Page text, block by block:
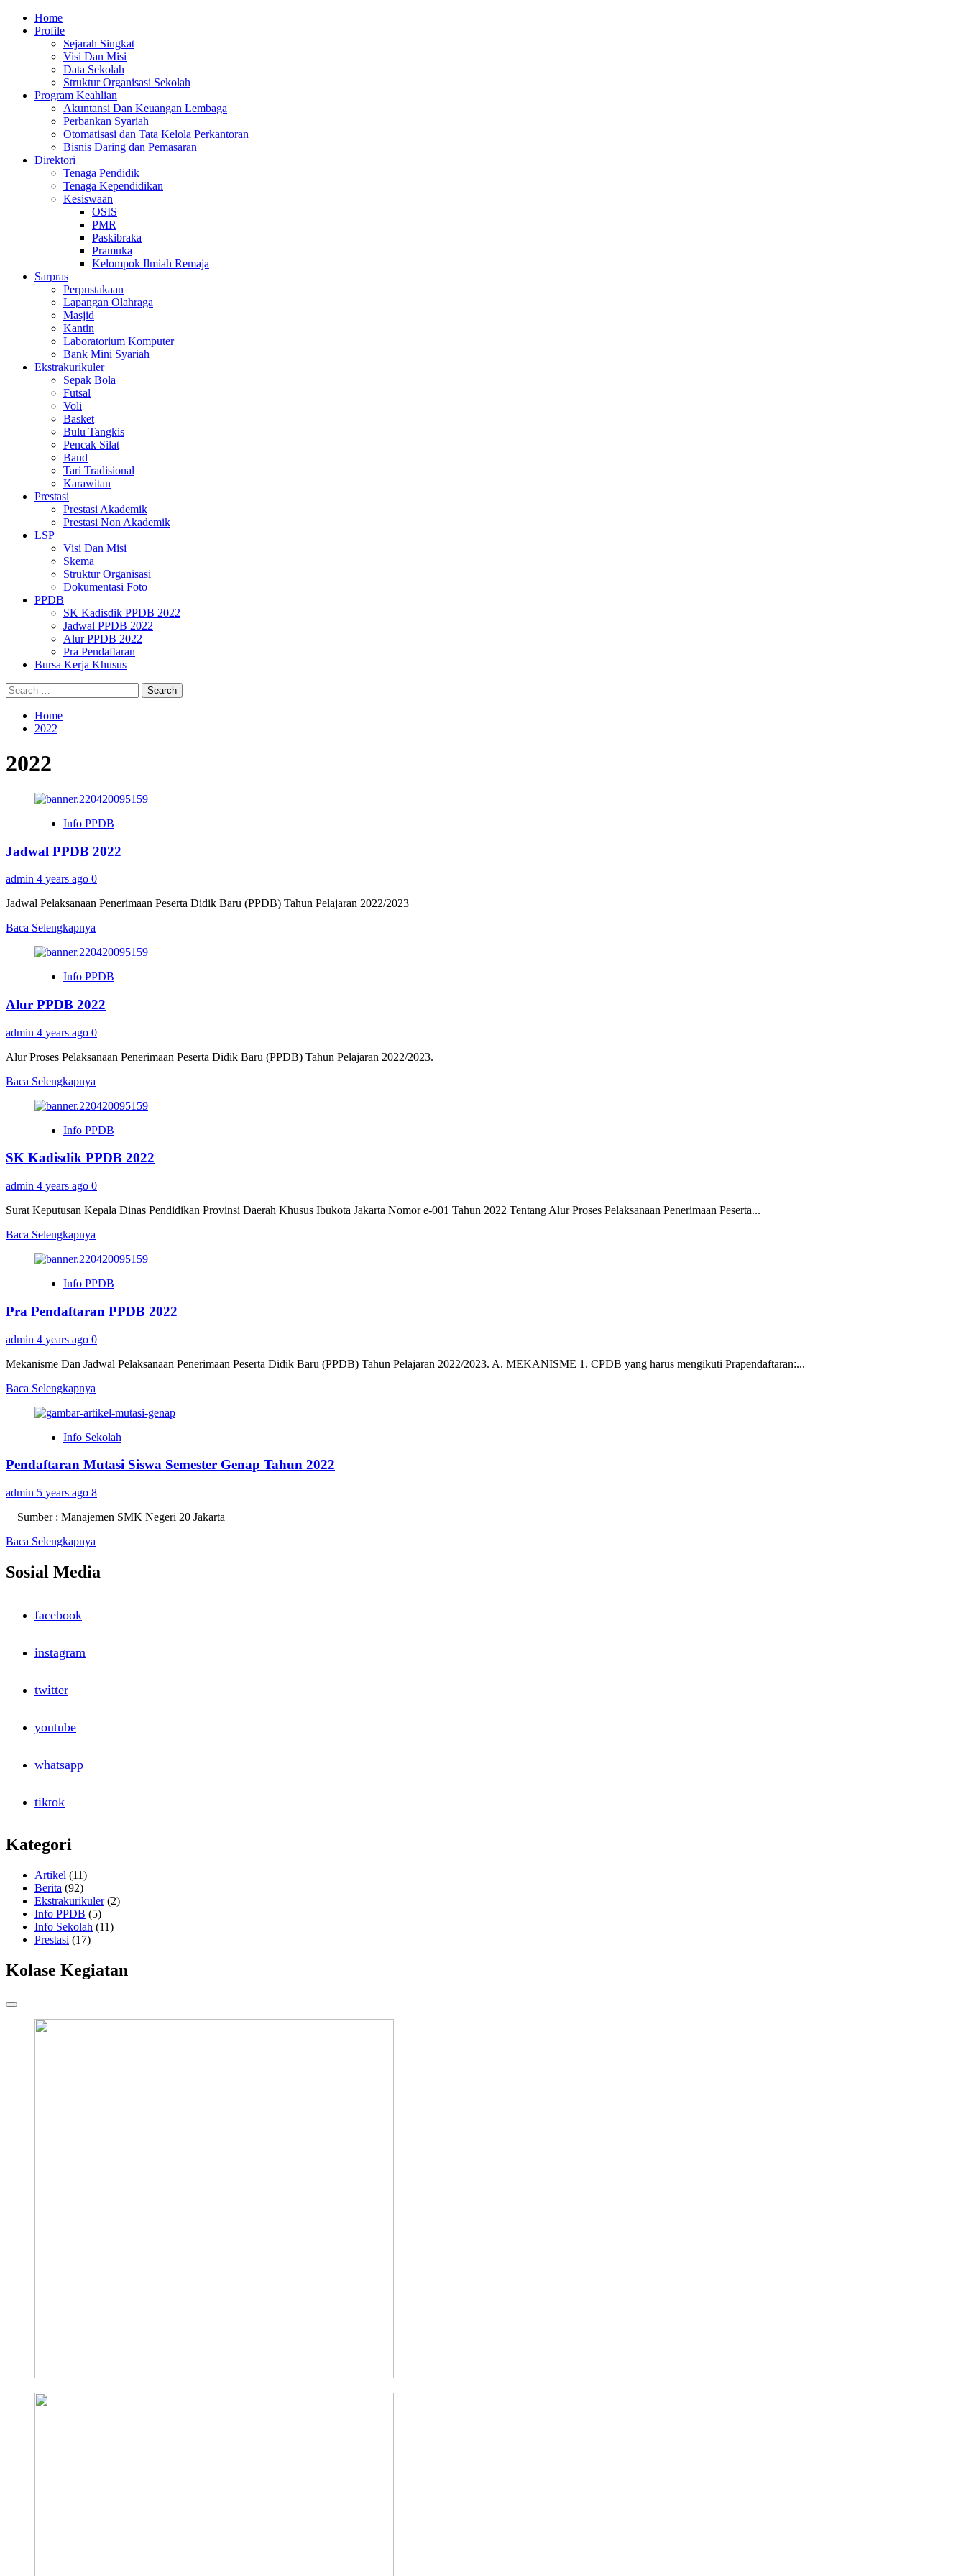
Skip
Primary
Menu
Home
Profile
Sejarah Singkat
Visi Dan Misi
Data Sekolah
Struktur Organisasi Sekolah
Program Keahlian
Akuntansi Dan Keuangan Lembaga
Perbankan Syariah
Otomatisasi dan Tata Kelola Perkantoran
Bisnis Daring dan Pemasaran
Direktori
Tenaga Pendidik
Tenaga Kependidikan
Kesiswaan
OSIS
PMR
Paskibraka
Pramuka
Kelompok Ilmiah Remaja
Sarpras
Perpustakaan
Lapangan Olahraga
Masjid
Kantin
Laboratorium Komputer
Bank Mini Syariah
Ekstrakurikuler
Sepak Bola
Futsal
Voli
Basket
Bulu Tangkis
Pencak Silat
Band
Tari Tradisional
Karawitan
Prestasi
Prestasi Akademik
Prestasi Non Akademik
LSP
Visi Dan Misi
Skema
Struktur Organisasi
Dokumentasi Foto
PPDB
SK Kadisdik PPDB 2022
Jadwal PPDB 2022
Alur PPDB 2022
Pra Pendaftaran
Bursa Kerja Khusus
Search
for:
Home
2022
2022
Info PPDB
Jadwal PPDB 2022
admin 4 years ago 0
Jadwal Pelaksanaan Penerimaan Peserta Didik Baru (PPDB) Tahun Pelajaran 2022/2023
Baca Selengkapnya
about
PPDB
Info PPDB
Alur PPDB 2022
admin 4 years ago 0
Alur Proses Pelaksanaan Penerimaan Peserta Didik Baru (PPDB) Tahun Pelajaran 2022/2023.
Baca Selengkapnya
about
PPDB
Info PPDB
SK Kadisdik PPDB 2022
admin 4 years ago 0
Surat Keputusan Kepala Dinas Pendidikan Provinsi Daerah Khusus Ibukota Jakarta Nomor e-001 Tahun 2022 Tentang Alur Proses Pelaksanaan Penerimaan Peserta...
Baca Selengkapnya
about
Kadisdik
2022
Info PPDB
Pra Pendaftaran PPDB 2022
admin 4 years ago 0
Mekanisme Dan Jadwal Pelaksanaan Penerimaan Peserta Didik Baru (PPDB) Tahun Pelajaran 2022/2023. A. MEKANISME 1. CPDB yang harus mengikuti Prapendaftaran:...
Baca Selengkapnya
about
Pendaftaran
2022
Info Sekolah
Pendaftaran Mutasi Siswa Semester Genap Tahun 2022
admin 5 years ago 8
Sumber : Manajemen SMK Negeri 20 Jakarta
Baca Selengkapnya
Pendaftaran
Sosial Media
facebook
instagram
twitter
youtube
whatsapp
tiktok
Kategori
Artikel (11)
Berita (92)
Ekstrakurikuler(2)
Info PPDB (5)
Info Sekolah (11)
Prestasi (17)
Kolase Kegiatan